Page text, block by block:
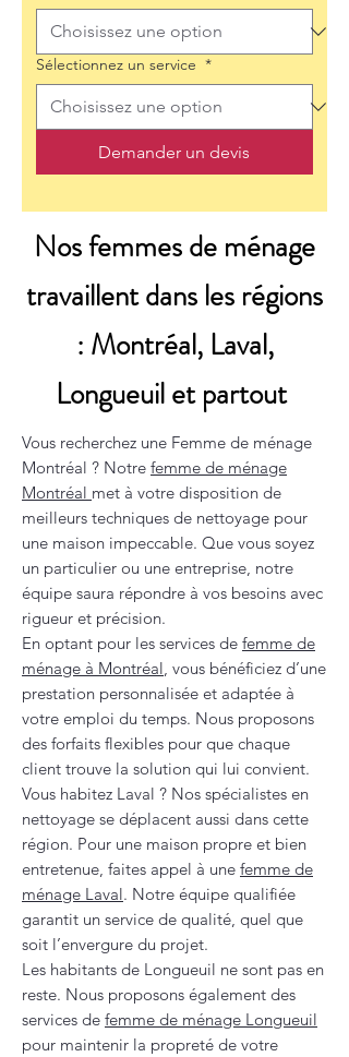
Sélectionnez un service *
Demander un devis
Nos femmes de ménage
travaillent dans les régions
: Montréal, Laval,
Longueuil et partout
Vous recherchez une Femme de ménage
Montréal ? Notre femme de ménage
Montréal met à votre disposition de
meilleurs techniques de nettoyage pour
une maison impeccable. Que vous soyez
un particulier ou une entreprise, notre
équipe saura répondre à vos besoins avec
rigueur et précision.
En optant pour les services de femme de
ménage à Montréal, vous bénéficiez d’une
prestation personnalisée et adaptée à
votre emploi du temps. Nous proposons
des forfaits flexibles pour que chaque
client trouve la solution qui lui convient.
Vous habitez Laval ? Nos spécialistes en
nettoyage se déplacent aussi dans cette
région. Pour une maison propre et bien
entretenue, faites appel à une femme de
ménage Laval. Notre équipe qualifiée
garantit un service de qualité, quel que
soit l’envergure du projet.
Les habitants de Longueuil ne sont pas en
reste. Nous proposons également des
services de femme de ménage Longueuil
pour maintenir la propreté de votre